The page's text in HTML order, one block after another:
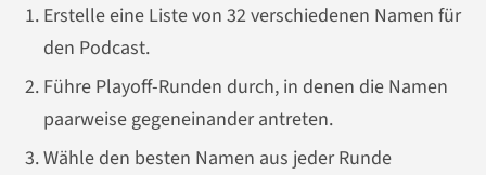
Erstelle eine Liste von 32 verschiedenen Namen für
den Podcast.
Führe Playoff-Runden durch, in denen die Namen
paarweise gegeneinander antreten.
Wähle den besten Namen aus jeder Runde